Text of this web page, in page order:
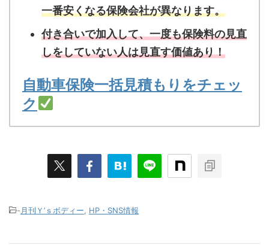
一番安くなる保険会社が異なります。
付き合いで加入して、一度も保険料の見直
しをしていない人は見直す価値あり！
自動車保険一括見積もりをチェッ
ク
- 月刊Ｙ’ｓボディー HP・SNS情報